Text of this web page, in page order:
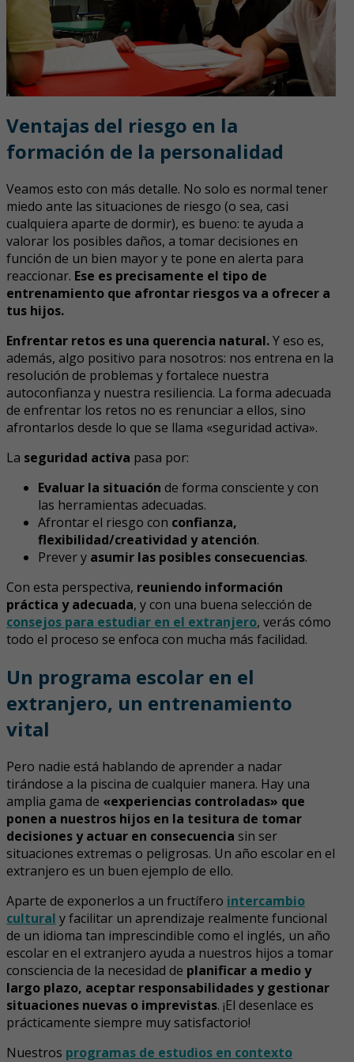
Ventajas del riesgo en la
formación de la personalidad
Veamos esto con más detalle. No solo es normal tener
miedo ante las situaciones de riesgo (o sea, casi
cualquiera aparte de dormir), es bueno: te ayuda a
valorar los posibles daños, a tomar decisiones en
función de un bien mayor y te pone en alerta para
reaccionar. Ese es precisamente el tipo de
entrenamiento que afrontar riesgos va a ofrecer a
tus hijos.
Enfrentar retos es una querencia natural.Y eso es,
además, algo positivo para nosotros: nos entrena en la
resolución de problemas y fortalece nuestra
autoconfianza y nuestra resiliencia. La forma adecuada
de enfrentar los retos no es renunciar a ellos, sino
afrontarlos desde lo que se llama «seguridad activa».
La seguridad activa pasa por:
Evaluar la situación de forma consciente y con
las herramientas adecuadas.
Afrontar el riesgo con confianza,
flexibilidad/creatividad y atención.
Prever y asumir las posibles consecuencias.
Con esta perspectiva, reuniendo información
práctica y adecuada, y con una buena selección de
consejos para estudiar en el extranjero, verás cómo
todo el proceso se enfoca con mucha más facilidad.
Un programa escolar en el
extranjero, un entrenamiento
vital
Pero nadie está hablando de aprender a nadar
tirándose a la piscina de cualquier manera. Hay una
amplia gama de «experiencias controladas» que
ponen a nuestros hijos en la tesitura de tomar
decisiones y actuar en consecuencia sin ser
situaciones extremas o peligrosas. Un año escolar en el
extranjero es un buen ejemplo de ello.
Aparte de exponerlos a un fructífero intercambio
cultural y facilitar un aprendizaje realmente funcional
de un idioma tan imprescindible como el inglés, un año
escolar en el extranjero ayuda a nuestros hijos a tomar
consciencia de la necesidad de planificar a medio y
largo plazo, aceptar responsabilidades y gestionar
situaciones nuevas o imprevistas. ¡El desenlace es
prácticamente siempre muy satisfactorio!
Nuestros programas de estudios en contexto